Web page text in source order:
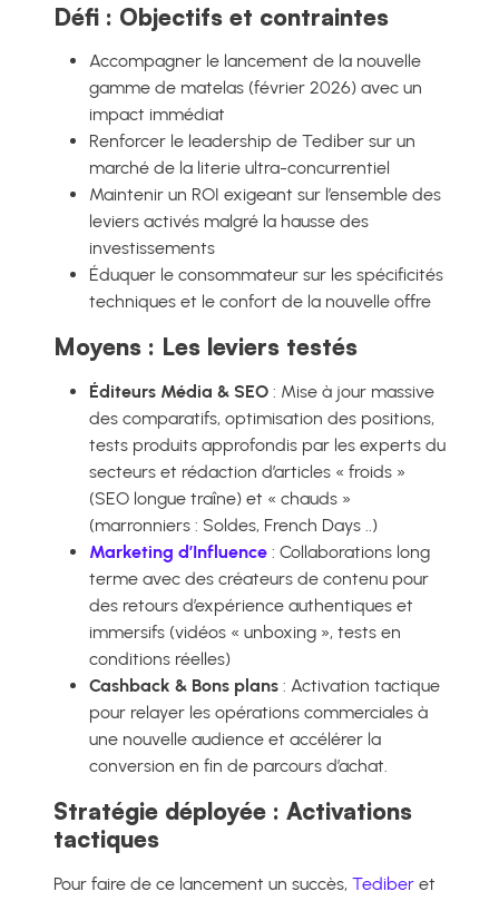
Défi : Objectifs et contraintes
Accompagner le lancement de la nouvelle
gamme de matelas (février 2026) avec un
impact immédiat
Renforcer le leadership de Tediber sur un
marché de la literie ultra-concurrentiel
Maintenir un ROI exigeant sur l’ensemble des
leviers activés malgré la hausse des
investissements
Éduquer le consommateur sur les spécificités
techniques et le confort de la nouvelle offre
Moyens : Les leviers testés
Éditeurs Média & SEO : Mise à jour massive
des comparatifs, optimisation des positions,
tests produits approfondis par les experts du
secteurs et rédaction d’articles « froids »
(SEO longue traîne) et « chauds »
(marronniers : Soldes, French Days ..)
Marketing d’Influence : Collaborations long
terme avec des créateurs de contenu pour
des retours d’expérience authentiques et
immersifs (vidéos « unboxing », tests en
conditions réelles)
Cashback & Bons plans : Activation tactique
pour relayer les opérations commerciales à
une nouvelle audience et accélérer la
conversion en fin de parcours d’achat.
Stratégie déployée : Activations
tactiques
Pour faire de ce lancement un succès, Tediber et